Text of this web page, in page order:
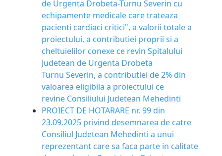
de Urgenta Drobeta-Turnu Severin cu
echipamente medicale care trateaza
pacienti cardiaci critici", a valorii totale a
proiectului, a contributiei proprii si a
cheltuielilor conexe ce revin Spitalului
Judetean de Urgenta Drobeta­
Turnu Severin, a contributiei de 2% din
valoarea eligibila a proiectului ce
revine Consiliului Judetean Mehedinti
PROIECT DE HOTARARE nr. 99 din
23.09.2025 privind desemnarea de catre
Consiliul Judetean Mehedinti a unui
reprezentant care sa faca parte in calitate